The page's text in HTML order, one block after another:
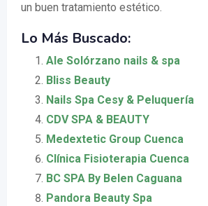
un buen tratamiento estético.
Lo Más Buscado:
Ale Solórzano nails & spa
Bliss Beauty
Nails Spa Cesy & Peluquería
CDV SPA & BEAUTY
Medextetic Group Cuenca
Clínica Fisioterapia Cuenca
BC SPA By Belen Caguana
Pandora Beauty Spa